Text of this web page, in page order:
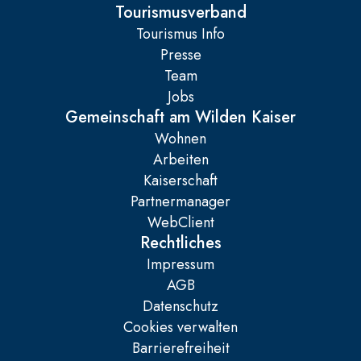
Tourismusverband
Tourismus Info
Presse
Team
Jobs
Gemeinschaft am Wilden Kaiser
Wohnen
Arbeiten
Kaiserschaft
Partnermanager
WebClient
Rechtliches
Impressum
AGB
Datenschutz
Cookies verwalten
Barrierefreiheit